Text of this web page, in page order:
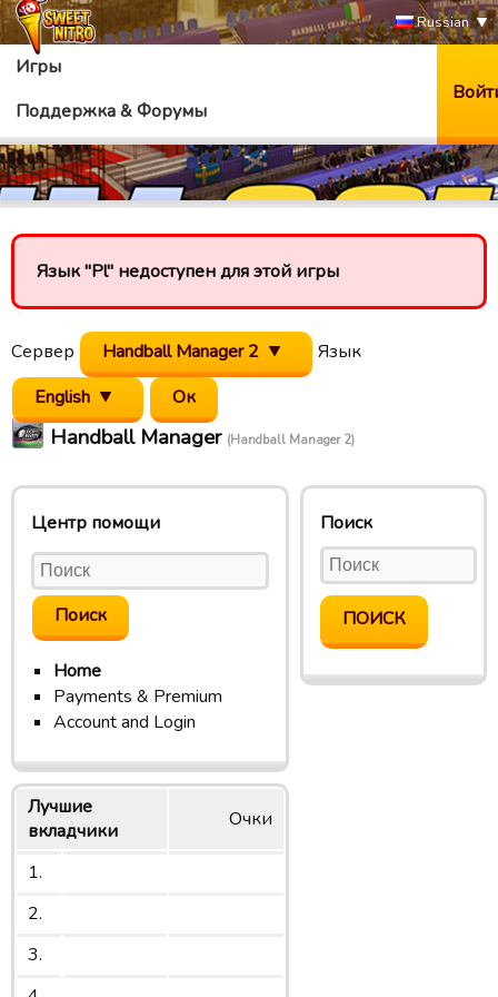
Russian
Игры
Поддержка & Форумы
Язык "Pl" недоступен для этой игры
Сервер Handball Manager 2
Язык
English
Handball Manager (Handball Manager 2)
Центр помощи
Home
Payments & Premium
Account and Login
Лучшие
вкладчики
Очки
1.
2.
3.
Поиск